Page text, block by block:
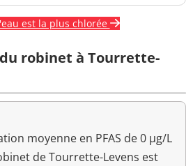
est la plus chlorée
du robinet à Tourrette-
moyenne en PFAS de 0 µg/L
de Tourrette-Levens est